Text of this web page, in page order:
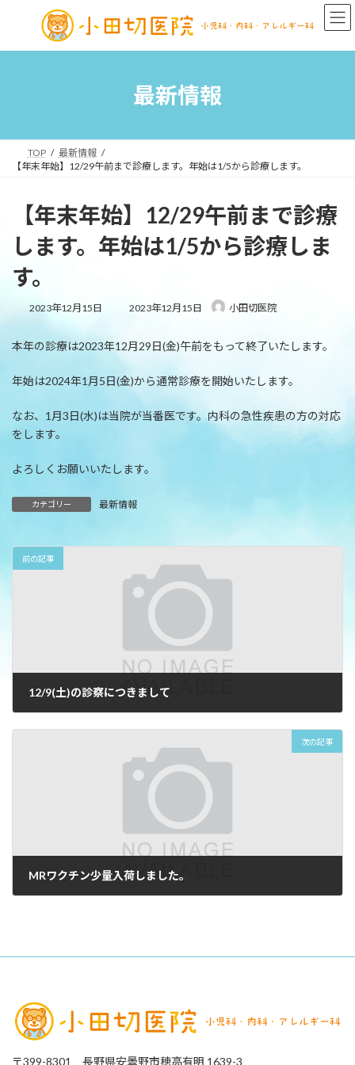
最新情報
TOP
最新情報
【年末年始】12/29午前まで診療します。年始は1/5から診療します。
【年末年始】12/29午前まで診療
します。年始は1/5から診療しま
す。
2023年12月15日 2023年12月15日 小田切医院
本年の診療は2023年12月29日(金)午前をもって終了いたします。
年始は2024年1月5日(金)から通常診療を開始いたします。
なお、1月3日(水)は当院が当番医です。内科の急性疾患の方の対応
をします。
よろしくお願いいたします。
カテゴリー 最新情報
前の記事
12/9(土)の診察につきまして
次の記事
MRワクチン少量入荷しました。
〒399-8301 長野県安曇野市穂高有明 1639-3